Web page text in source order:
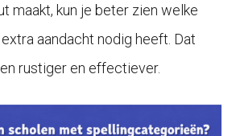
maakt, kun je beter zien welke
aandacht nodig heeft. Dat
rustiger en effectiever.